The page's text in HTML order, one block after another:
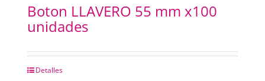
Boton LLAVERO 55 mm x100
unidades
Detalles